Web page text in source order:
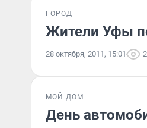
ГОРОД
Жители Уфы
28 октября, 2011, 15:01
МОЙ ДОМ
День